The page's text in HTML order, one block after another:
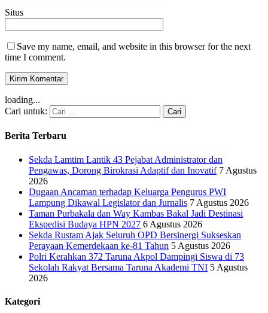
Situs
Save my name, email, and website in this browser for the next
time I comment.
loading...
Cari untuk:
Berita Terbaru
Sekda Lamtim Lantik 43 Pejabat Administrator dan
Pengawas, Dorong Birokrasi Adaptif dan Inovatif 7 Agustus
2026
Dugaan Ancaman terhadap Keluarga Pengurus PWI
Lampung Dikawal Legislator dan Jurnalis 7 Agustus 2026
Taman Purbakala dan Way Kambas Bakal Jadi Destinasi
Ekspedisi Budaya HPN 2027 6 Agustus 2026
Sekda Rustam Ajak Seluruh OPD Bersinergi Sukseskan
Perayaan Kemerdekaan ke-81 Tahun 5 Agustus 2026
Polri Kerahkan 372 Taruna Akpol Dampingi Siswa di 73
Sekolah Rakyat Bersama Taruna Akademi TNI 5 Agustus
2026
Kategori